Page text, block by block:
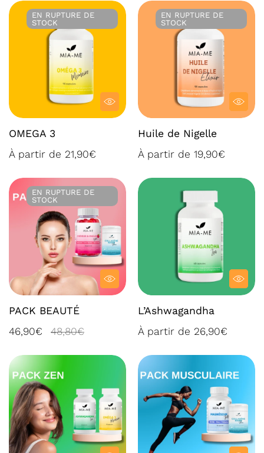
EN RUPTURE DE
STOCK
OMEGA 3
À partir de 21,90€
EN RUPTURE DE
STOCK
EN RUPTURE DE STOCK
Huile de Nigelle
À partir de 19,90€
EN RUPTURE DE
STOCK
PACK BEAUTÉ
46,90€
48,80€
L’Ashwagandha
À partir de 26,90€